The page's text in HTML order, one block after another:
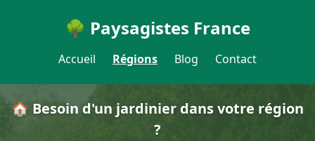
🌳 Paysagistes France
Accueil Régions Blog Contact
🏠 Besoin d'un jardinier dans votre région
?